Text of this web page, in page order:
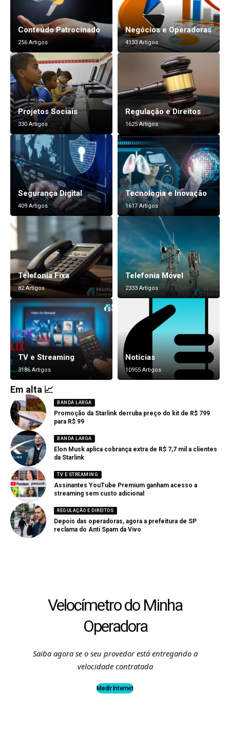
Conteúdo Patrocinado
256 Artigos
Negócios e Operadoras
4133 Artigos
Projetos Sociais
330 Artigos
Regulação e Direitos
1625 Artigos
Segurança Digital
409 Artigos
Tecnologia e Inovação
1617 Artigos
Telefonia Fixa
82 Artigos
Telefonia Móvel
2333 Artigos
TV e Streaming
3186 Artigos
Notícias
10955 Artigos
Em alta 📈
BANDA LARGA
Promoção da Starlink derruba preço do kit de R$ 799
para R$ 99
BANDA LARGA
Elon Musk aplica cobrança extra de R$ 7,7 mil a clientes
da Starlink
TV E STREAMING
Assinantes YouTube Premium ganham acesso a
streaming sem custo adicional
REGULAÇÃO E DIREITOS
Depois das operadoras, agora a prefeitura de SP
reclama do Anti Spam da Vivo
Velocímetro do Minha
Operadora
Saiba agora se o seu provedor está entregando a
velocidade contratada
Medir Internet